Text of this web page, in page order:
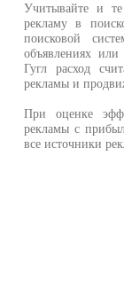
Учитывайте и
рекламу в
поисковой
объявлениях
Гугл расход
рекламы и
При оценке
рекламы с
все источники